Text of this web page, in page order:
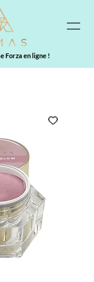
Forza en ligne !